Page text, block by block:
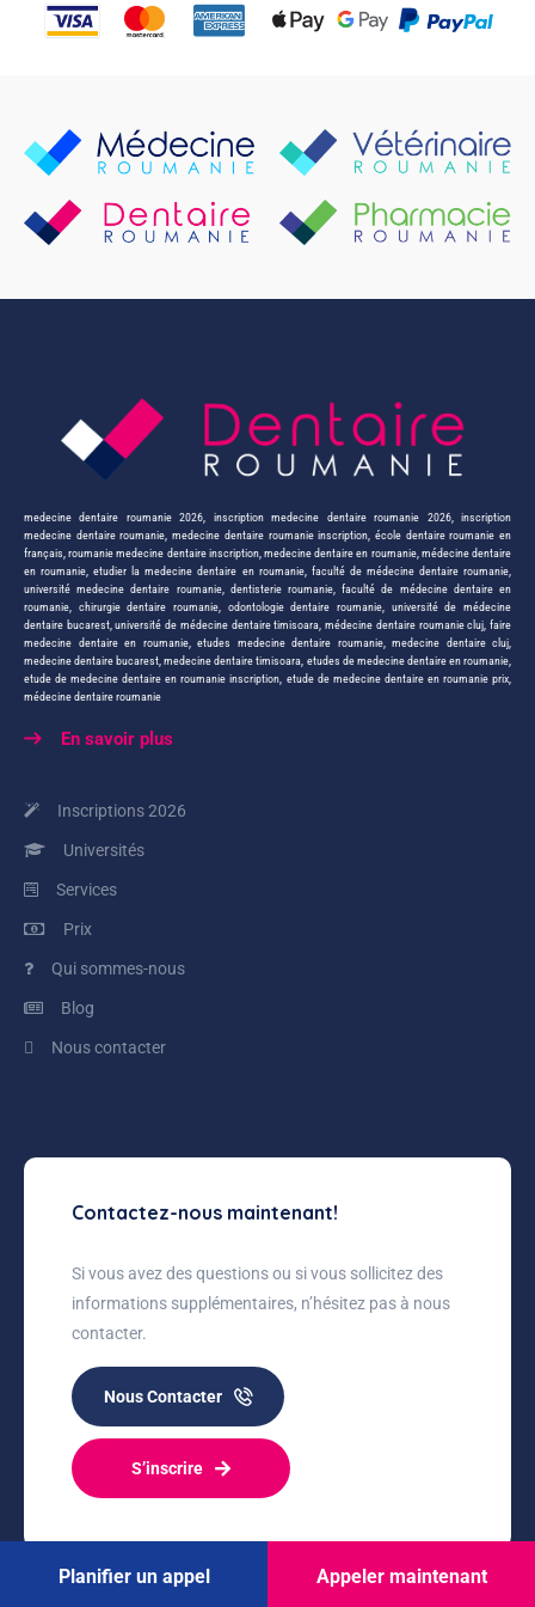
medecine dentaire roumanie 2026 inscription medecine dentaire roumanie 2026,inscription
medecine dentaire roumanie ,medecine dentaire roumanie inscription école dentaire roumanie en
français ,roumanie medecine dentaire inscription,medecine dentaire en roumanie, médecine dentaire
en roumanie ,etudier la medecine dentaire en roumanie, faculté de médecine dentaire roumanie
université medecine dentaire roumanie, dentisterie roumanie ,faculté de médecine dentaire en
roumanie
chirurgie dentaire roumanie odontologie dentaire roumanie
université de médecine
dentaire bucarest,université de médecine dentaire timisoara ,médecine dentaire roumanie cluj ,faire
medecine dentaire en roumanie, etudes medecine dentaire roumanie, medecine dentaire cluj
medecine dentaire bucarest ,medecine dentaire timisoara etudes de medecine dentaire en roumanie
etude de medecine dentaire en roumanie inscription etude de medecine dentaire en roumanie prix
médecine dentaire roumanie
En savoir plus
Inscriptions 2026
Universités
Services
Prix
Qui sommes-nous
Blog
Nous contacter
Contactez-nous maintenant!
Si vous avez des questions ou si vous sollicitez des
informations supplémentaires, n’hésitez pas à nous
contacter.
Nous Contacter
S’inscrire
Planifier un appel Appeler maintenant